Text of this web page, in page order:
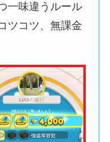
一味違うルール
ツコツ、無課金